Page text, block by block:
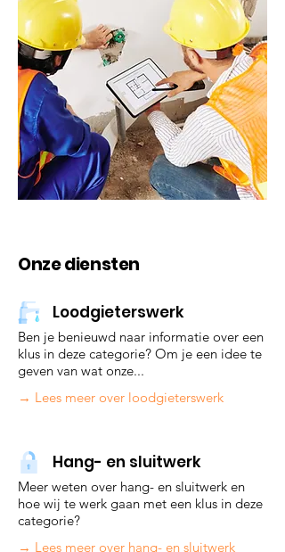
Onze diensten
Loodgieterswerk
Ben je benieuwd naar informatie over een
klus in deze categorie? Om je een idee te
geven van wat onze...
→ Lees meer over loodgieterswerk
Hang- en sluitwerk
Meer weten over hang- en sluitwerk en
hoe wij te werk gaan met een klus in deze
categorie?
→ Lees meer over hang- en sluitwerk